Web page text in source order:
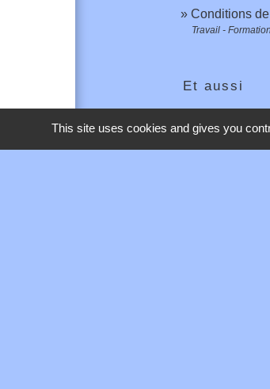
Conditions
Travail - Formation
Et aussi
Dans la
This site uses cookies and gives you